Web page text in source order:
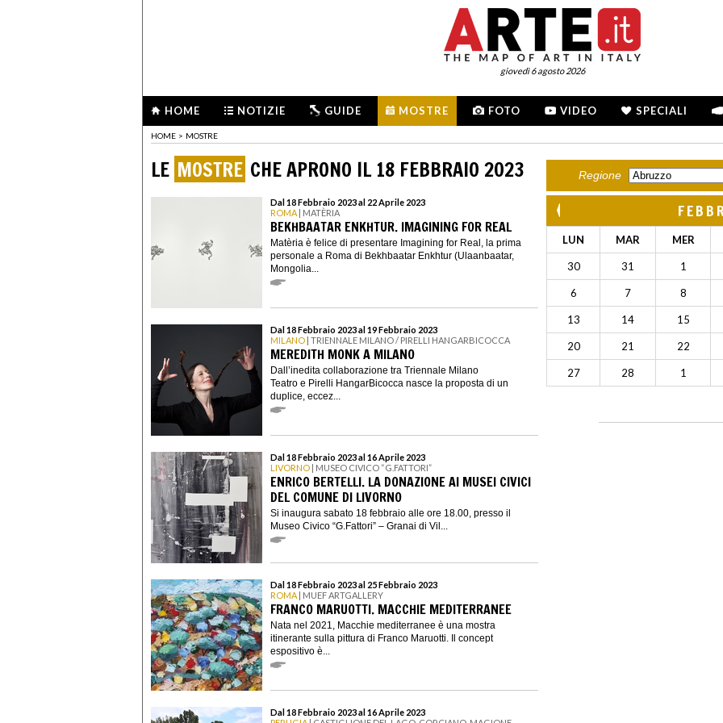
giovedì 6 agosto 2026
HOME NOTIZIE GUIDE MOSTRE FOTO VIDEO SPECIALI
HOME > MOSTRE
LE MOSTRE CHE APRONO IL 18 FEBBRAIO 2023
Dal 18 Febbraio 2023 al 22 Aprile 2023
ROMA | MATÈRIA
BEKHBAATAR ENKHTUR. IMAGINING FOR REAL
Matèria è felice di presentare Imagining for Real, la prima
personale a Roma di Bekhbaatar Enkhtur (Ulaanbaatar,
Mongolia...
Dal 18 Febbraio 2023 al 19 Febbraio 2023
MILANO | TRIENNALE MILANO / PIRELLI HANGARBICOCCA
MEREDITH MONK A MILANO
Dall’inedita collaborazione tra Triennale Milano
Teatro e Pirelli HangarBicocca nasce la proposta di un
duplice, eccez...
Dal 18 Febbraio 2023 al 16 Aprile 2023
LIVORNO | MUSEO CIVICO “G.FATTORI”
ENRICO BERTELLI. LA DONAZIONE AI MUSEI CIVICI
DEL COMUNE DI LIVORNO
Si inaugura sabato 18 febbraio alle ore 18.00, presso il
Museo Civico “G.Fattori” – Granai di Vil...
Dal 18 Febbraio 2023 al 25 Febbraio 2023
ROMA | MUEF ARTGALLERY
FRANCO MARUOTTI. MACCHIE MEDITERRANEE
Nata nel 2021, Macchie mediterranee è una mostra
itinerante sulla pittura di Franco Maruotti. Il concept
espositivo è...
Dal 18 Febbraio 2023 al 16 Aprile 2023
Regione
LUN MAR MER
30 31 1
6 7 8
13 14 15
20 21 22
27 28 1